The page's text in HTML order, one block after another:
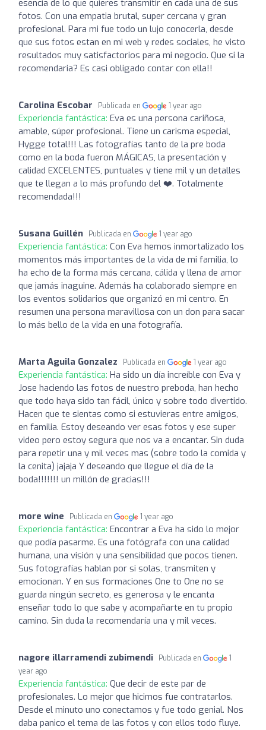
esencia de lo que quieres transmitir en cada una de sus
fotos. Con una empatia brutal, super cercana y gran
profesional. Para mi fue todo un lujo conocerla, desde
que sus fotos estan en mi web y redes sociales, he visto
resultados muy satisfactorios para mi negocio. Que si la
recomendaria? Es casi obligado contar con ella!!
Carolina Escobar Publicada en 1 year ago
Experiencia fantástica: Eva es una persona cariñosa,
amable, súper profesional. Tiene un carisma especial,
Hygge total!!! Las fotografías tanto de la pre boda
como en la boda fueron MÁGICAS, la presentación y
calidad EXCELENTES, puntuales y tiene mil y un detalles
que te llegan a lo más profundo del ❤️. Totalmente
recomendada!!!
Susana Guillén Publicada en 1 year ago
Experiencia fantástica: Con Eva hemos inmortalizado los
momentos más importantes de la vida de mi familia, lo
ha echo de la forma más cercana, cálida y llena de amor
que jamás inaguine. Además ha colaborado siempre en
los eventos solidarios que organizó en mi centro. En
resumen una persona maravillosa con un don para sacar
lo más bello de la vida en una fotografía.
Marta Aguila Gonzalez Publicada en 1 year ago
Experiencia fantástica: Ha sido un día increíble con Eva y
Jose haciendo las fotos de nuestro preboda, han hecho
que todo haya sido tan fácil, único y sobre todo divertido.
Hacen que te sientas como si estuvieras entre amigos,
en familia. Estoy deseando ver esas fotos y ese super
video pero estoy segura que nos va a encantar. Sin duda
para repetir una y mil veces mas (sobre todo la comida y
la cenita) jajaja Y deseando que llegue el día de la
boda!!!!!!! un millón de gracias!!!
more wine Publicada en 1 year ago
Experiencia fantástica: Encontrar a Eva ha sido lo mejor
que podía pasarme. Es una fotógrafa con una calidad
humana, una visión y una sensibilidad que pocos tienen.
Sus fotografías hablan por si solas, transmiten y
emocionan. Y en sus formaciones One to One no se
guarda ningún secreto, es generosa y le encanta
enseñar todo lo que sabe y acompañarte en tu propio
camino. Sin duda la recomendaría una y mil veces.
nagore illarramendi zubimendi Publicada en
1
year ago
Experiencia fantástica: Que decir de este par de
profesionales. Lo mejor que hicimos fue contratarlos.
Desde el minuto uno conectamos y fue todo genial. Nos
daba panico el tema de las fotos y con ellos todo fluye.